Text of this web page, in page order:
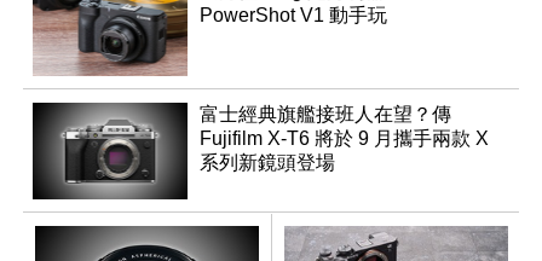
PowerShot V1 動手玩
富士經典旗艦接班人在望？傳
Fujifilm X-T6 將於 9 月攜手兩款 X
系列新鏡頭登場